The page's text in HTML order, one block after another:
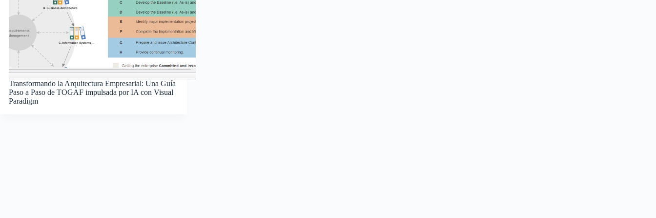
Transformando la Arquitectura Empresarial: Una Guía
Paso a Paso de TOGAF impulsada por IA con Visual
Paradigm